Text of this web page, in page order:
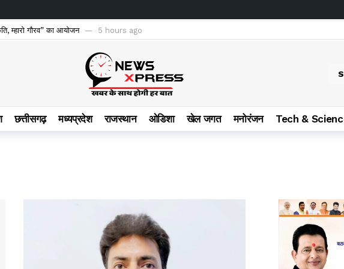
म्हारो गौरव” का आयोजन 5 hours ago
5 hours ago
चोरी की 05 मोटरसाइकिलें जप्त, न्यायिक रिमांड पर भेजा गया जेल
सरकार ने साझा किए 30–35 लाख मीट्रिक टन वार्षिक आवश्यकता और 41.92 लाख मीट्रिक टन आयात के आंकड़े
की सुनवाई 6 hours ago
की नई पदस्थापना आदेश
1098 की दी गई जानकारी
फिल्म की टीम ने जताया खेद
छत्तीसगढ़ मध्यप्रदेश राजस्थान ओडिशा खेल जगत मनोरंजन Tech &